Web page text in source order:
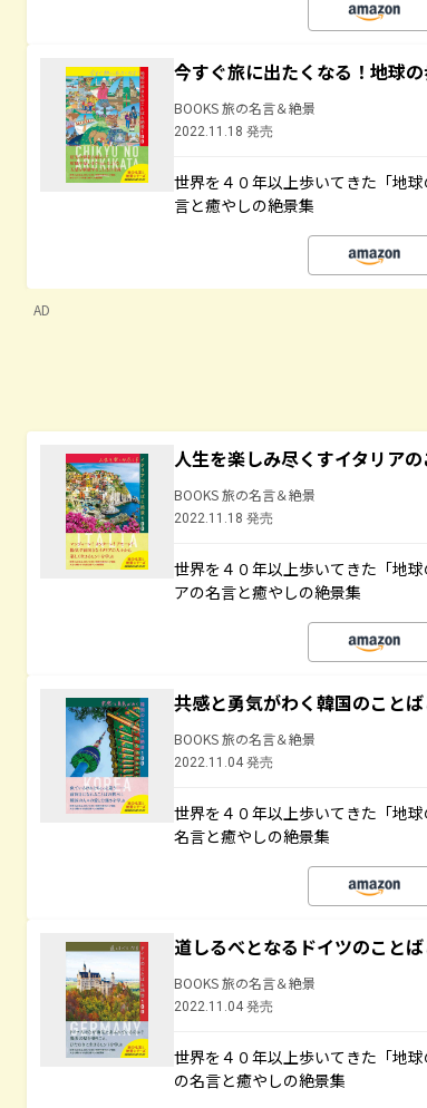
今すぐ旅に出たくなる！地球
BOOKS 旅の名言＆絶景
2022.11.18 発売
世界を４０年以上歩いてきた「地
言と癒やしの絶景集
AD
人生を楽しみ尽くすイタリア
BOOKS 旅の名言＆絶景
2022.11.18 発売
世界を４０年以上歩いてきた「地
アの名言と癒やしの絶景集
共感と勇気がわく韓国のこと
BOOKS 旅の名言＆絶景
2022.11.04 発売
世界を４０年以上歩いてきた「地
名言と癒やしの絶景集
道しるべとなるドイツのこと
BOOKS 旅の名言＆絶景
2022.11.04 発売
世界を４０年以上歩いてきた「地
の名言と癒やしの絶景集